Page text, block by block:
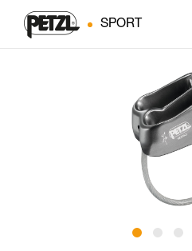
SPORT